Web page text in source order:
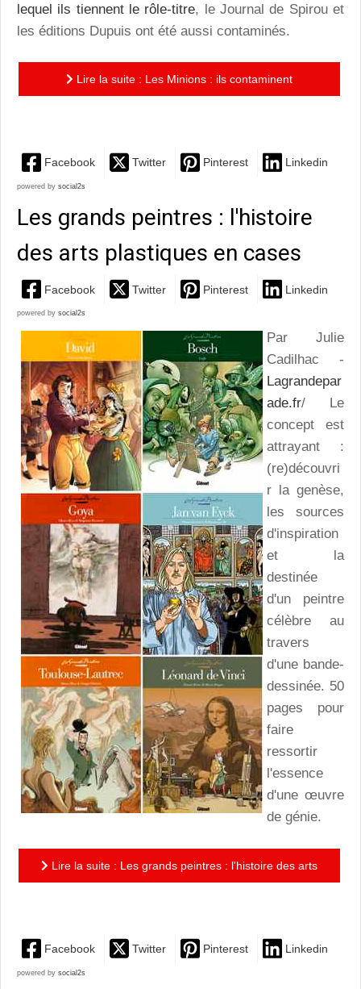
lequel ils tiennent le rôle-titre, le Journal de Spirou et
les éditions Dupuis ont été aussi contaminés.
Lire la suite : Les Minions : ils contaminent
Facebook Twitter Pinterest Linkedin
powered by social2s
Les grands peintres : l'histoire
des arts plastiques en cases
Facebook Twitter Pinterest Linkedin
powered by social2s
Par Julie
Cadilhac -
Lagrandepar
ade.fr/ Le
concept est
attrayant :
(re)découvri
r la genèse,
les sources
d'inspiration
et la
destinée
d'un peintre
célèbre au
travers
d'une bande-
dessinée. 50
pages pour
faire
ressortir
l'essence
d'une œuvre
de génie.
Lire la suite : Les grands peintres : l'histoire des arts
Facebook Twitter Pinterest Linkedin
powered by social2s